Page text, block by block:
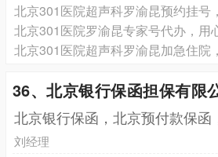
北京301医院超声科罗渝昆预约挂号
北京301医院罗渝昆专家号代办，用
北京301医院超声科罗渝昆加急住院
36、北京银行保函担保有限
北京银行保函，北京预付款保函
刘经理